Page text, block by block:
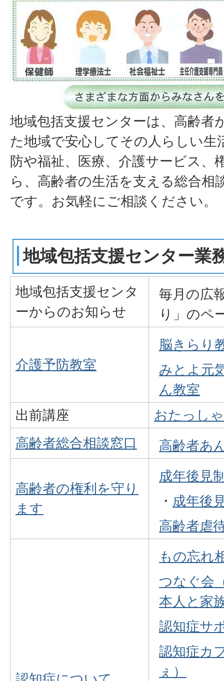
地域包括支援センターは、高齢者
た地域で安心してその人らしい生
防や福祉、医療、介護サービス、
ら、高齢者の生活を支える総合相
です。お気軽にご相談ください。
地域包括支援センター業
地域包括支援センタ
ーからのお知らせ
毎月の広
り 」のペ
介護予防教室
脳きらり
みとよ元
ん教室
出前講座
おたっし
高齢者総合相談窓口
高齢者あ
高齢者の権利を守り
ます
成年後見
・ 成年後
高齢者虐
もの忘れ
つなぐ会
本人と家
認知症サ
認知症カ
ぇ）